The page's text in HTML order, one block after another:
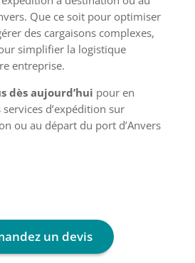
Que ce soit pour optimiser
des cargaisons complexes,
simplifier la logistique
entreprise.
dès aujourd’hui pour en
d’expédition sur
ou au départ du port d’Anvers
un devis